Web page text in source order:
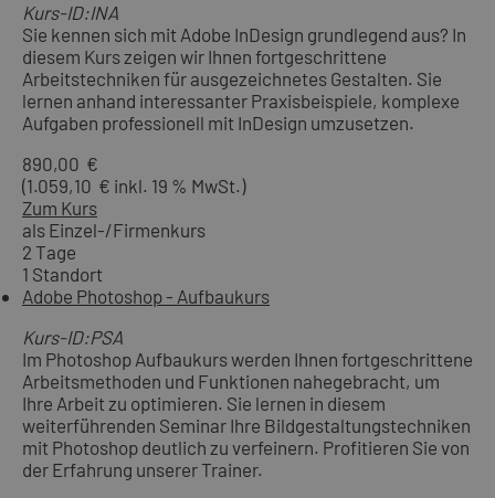
Kurs-ID:INA
Sie kennen sich mit Adobe InDesign grundlegend aus? In
diesem Kurs zeigen wir Ihnen fortgeschrittene
Arbeitstechniken für ausgezeichnetes Gestalten. Sie
lernen anhand interessanter Praxisbeispiele, komplexe
Aufgaben professionell mit InDesign umzusetzen.
890,00 €
(1.059,10 € inkl. 19 % MwSt.)
Zum Kurs
als Einzel-/Firmenkurs
2 Tage
1 Standort
Adobe Photoshop - Aufbaukurs
Kurs-ID:PSA
Im Photoshop Aufbaukurs werden Ihnen fortgeschrittene
Arbeitsmethoden und Funktionen nahegebracht, um
Ihre Arbeit zu optimieren. Sie lernen in diesem
weiterführenden Seminar Ihre Bildgestaltungstechniken
mit Photoshop deutlich zu verfeinern. Profitieren Sie von
der Erfahrung unserer Trainer.